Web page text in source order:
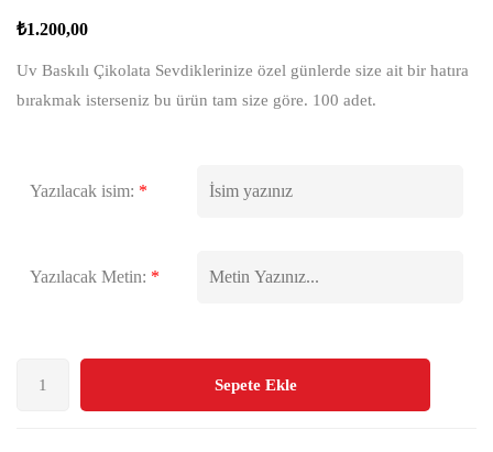
₺1.200,00
Uv Baskılı Çikolata Sevdiklerinize özel günlerde size ait bir hatıra
bırakmak isterseniz bu ürün tam size göre. 100 adet.
Yazılacak isim: *
Yazılacak Metin: *
Sepete Ekle